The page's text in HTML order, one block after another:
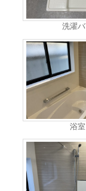
洗濯
浴室